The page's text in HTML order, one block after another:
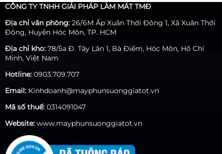
CÔNG TY TNHH GIẢI PHÁP LÀM MÁT TMĐ
Địa chỉ văn phòng: 26/6M Ấp Xuân Thới Đông 1, Xã Xuân Thới
Đông, Huyện Hóc Môn, TP. HCM
Địa chỉ kho: 78/5a Đ. Tây Lân 1, Bà Điểm, Hóc Môn, Hồ Chí
Minh, Việt Nam
Hotline: 0903.709.707
Email: Kinhdoanh@mayphunsuonggiatot.vn
Mã số thuế: 0314091047
Website: www.mayphunsuonggiatot.vn